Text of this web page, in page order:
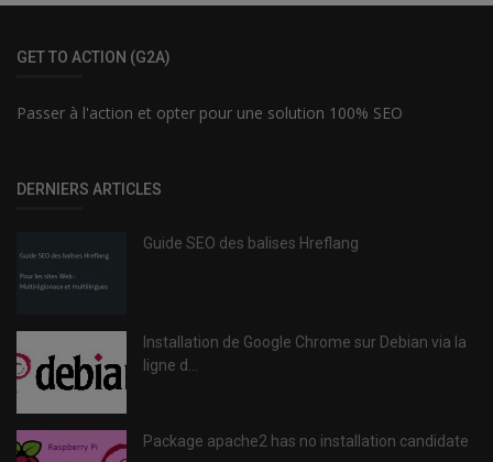
GET TO ACTION (G2A)
Passer à l'action et opter pour une solution 100% SEO
DERNIERS ARTICLES
Guide SEO des balises Hreflang
Installation de Google Chrome sur Debian via la
ligne d...
Package apache2 has no installation candidate